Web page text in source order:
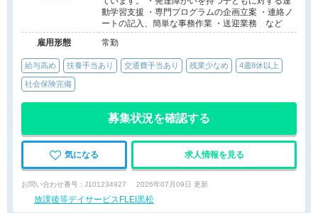
動学習支援 ・専門プログラムの企画立案 ・連絡ノ
ートの記入、簡単な事務作業 ・送迎業務 など
雇用形態
常勤
給与高め 扶養手当あり 交通費手当あり 残業少なめ 4週8休以上
社会保険完備
募集状況を確認する
気になる 求人情報を見る
お問い合わせ番号 : J101234927 2026年07月09日 更新
放課後等デイサービスFLEI黒松